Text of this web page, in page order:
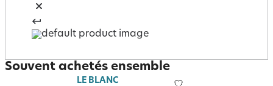
Souvent achetés ensemble
LE BLANC